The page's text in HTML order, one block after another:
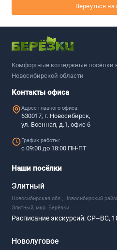
Вернуться на
Комфортные коттеджные посёлки
Новосибирской области
Контакты офиса
Адрес главного офиса:
630017, г. Новосибирск,
ул. Военная, д.1, офис 6
График работы:
с 09:00 до 18:00 ПН-ПТ
Наши посёлки
Элитный
Новосибирская обл., Новосибирский
Элитный, мкр. Берёзки
Расписание экскурсий:СР–ВС,
Новолуговое